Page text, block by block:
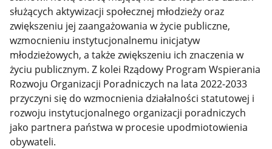
służących aktywizacji społecznej młodzieży oraz
zwiększeniu jej zaangażowania w życie publiczne,
wzmocnieniu instytucjonalnemu inicjatyw
młodzieżowych, a także zwiększeniu ich znaczenia w
życiu publicznym. Z kolei Rządowy Program Wspierania
Rozwoju Organizacji Poradniczych na lata 2022-2033
przyczyni się do wzmocnienia działalności statutowej i
rozwoju instytucjonalnego organizacji poradniczych
jako partnera państwa w procesie upodmiotowienia
obywateli.